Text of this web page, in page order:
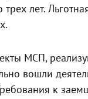
лет.
МСП,
вошли
к